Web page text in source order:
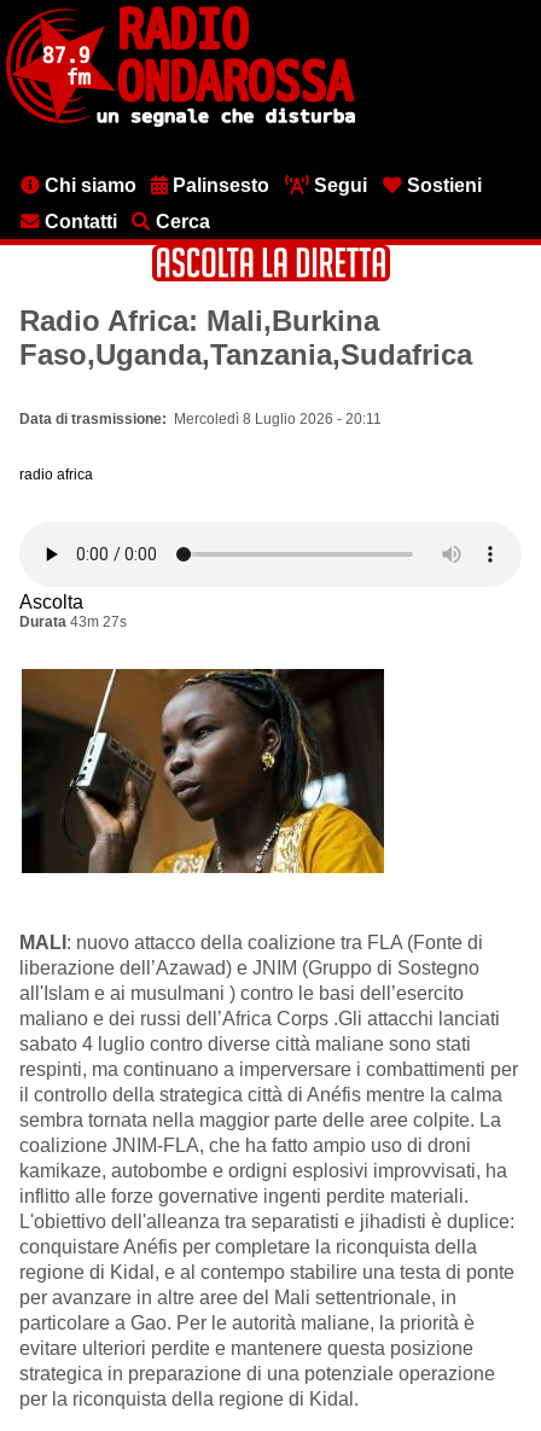
contenuto
principale
MenuChi siamo Palinsesto Segui
Sostieni
Contatti
Cerca
Radio Africa: Mali,Burkina
Faso,Uganda,Tanzania,Sudafrica
Data di trasmissione Mercoledì 8 Luglio 2026 - 20:11
radio africa
Ascolta
Durata 43m 27s
MALI : nuovo attacco della coalizione tra FLA (Fonte di
liberazione dell’Azawad) e JNIM (Gruppo di Sostegno
all'Islam e ai musulmani ) contro le basi dell’esercito
maliano e dei russi dell’Africa Corps .Gli attacchi lanciati
sabato 4 luglio contro diverse città maliane sono stati
respinti, ma continuano a imperversare i combattimenti per
il controllo della strategica città di Anéfis mentre la calma
sembra tornata nella maggior parte delle aree colpite. La
coalizione JNIM-FLA, che ha fatto ampio uso di droni
kamikaze, autobombe e ordigni esplosivi improvvisati, ha
inflitto al le forze governative ingenti perdite materiali.
L'obiettivo dell'alleanza tra separatisti e jihadisti è duplice:
conquistare Anéfis per completare la riconquista della
regione di Kidal, e al contempo stabilire una testa di ponte
per avanzare in altre aree del Mali settentrionale, in
particolare a Gao. Per le autorità maliane, la priorità è
evitare ulteriori perdite e mantenere questa posizione
strategica in preparazione di una potenziale operazione
per la riconquista della regione di Kidal.